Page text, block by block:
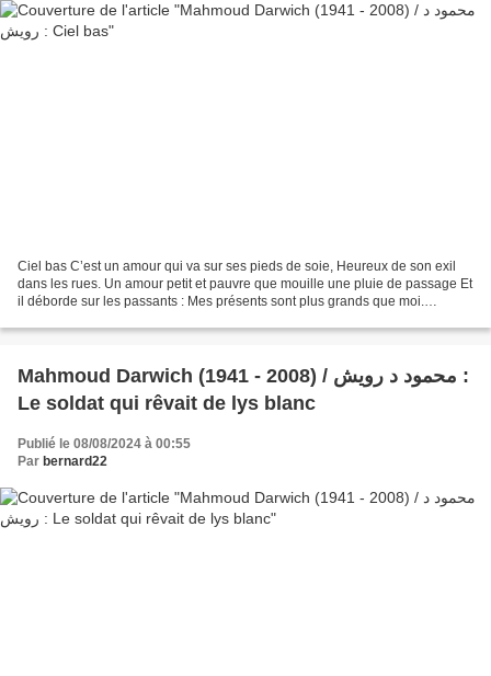
Ciel bas C’est un amour qui va sur ses pieds de soie, Heureux de son exil
dans les rues. Un amour petit et pauvre que mouille une pluie de passage Et
il déborde sur les passants : Mes présents sont plus grands que moi.
Mahmoud Darwich (1941 - 2008) / محمود د رويش :
Le soldat qui rêvait de lys blanc
Publié le 08/08/2024 à 00:55
Par bernard22